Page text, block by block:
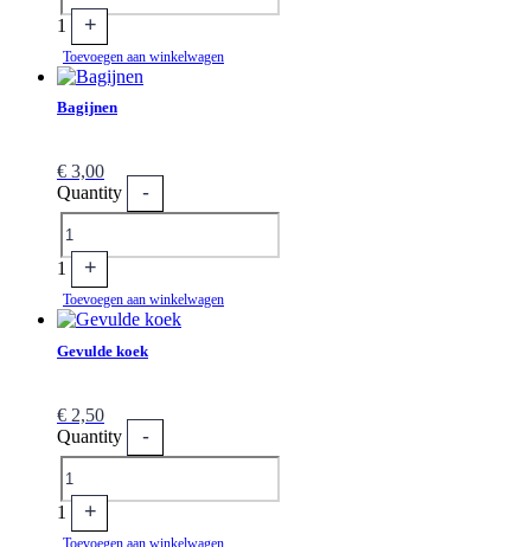
1 +
Toevoegen aan winkelwagen
Bagijnen
€ 3,00
Quantity
-
1 +
Toevoegen aan winkelwagen
Gevulde koek
€ 2,50
Quantity
-
1 +
Toevoegen aan winkelwagen